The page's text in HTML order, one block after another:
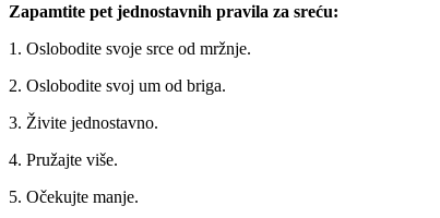
Zapamtite pet jednostavnih pravila za sreću:
1. Oslobodite svoje srce od mržnje.
2. Oslobodite svoj um od briga.
3. Živite jednostavno.
4. Pružajte više.
5. Očekujte manje.